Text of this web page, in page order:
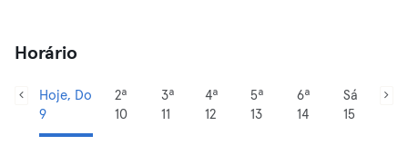
Horário
Hoje, Do
9
2ª
10
3ª
11
4ª
12
5ª
13
6ª
14
Sá
15